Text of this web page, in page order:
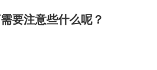
要注意些什么呢？